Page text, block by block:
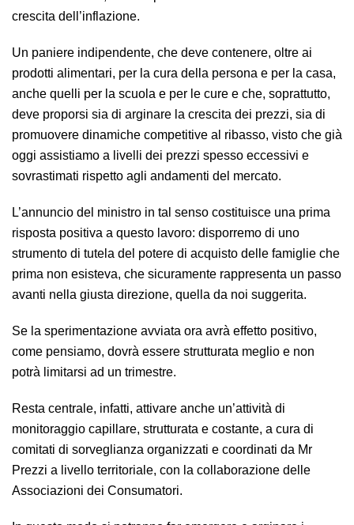
crescita dell’inflazione.
Un paniere indipendente, che deve contenere, oltre ai
prodotti alimentari, per la cura della persona e per la casa,
anche quelli per la scuola e per le cure e che, soprattutto,
deve proporsi sia di arginare la crescita dei prezzi, sia di
promuovere dinamiche competitive al ribasso, visto che già
oggi assistiamo a livelli dei prezzi spesso eccessivi e
sovrastimati rispetto agli andamenti del mercato.
L’annuncio del ministro in tal senso costituisce una prima
risposta positiva a questo lavoro: disporremo di uno
strumento di tutela del potere di acquisto delle famiglie che
prima non esisteva, che sicuramente rappresenta un passo
avanti nella giusta direzione, quella da noi suggerita.
Se la sperimentazione avviata ora avrà effetto positivo,
come pensiamo, dovrà essere strutturata meglio e non
potrà limitarsi ad un trimestre.
Resta centrale, infatti, attivare anche un’attività di
monitoraggio capillare, strutturata e costante, a cura di
comitati di sorveglianza organizzati e coordinati da Mr
Prezzi a livello territoriale, con la collaborazione delle
Associazioni dei Consumatori.